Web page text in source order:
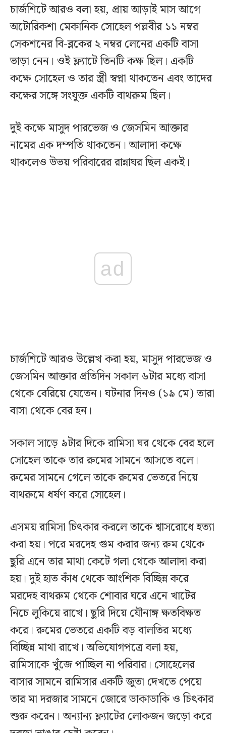
চার্জশিটে আরও বলা হয়, প্রায় আড়াই মাস আগে
অটোরিকশা মেকানিক সোহেল পল্লবীর ১১ নম্বর
সেকশনের বি-ব্লকের ২ নম্বর লেনের একটি বাসা
ভাড়া নেন। ওই ফ্ল্যাটে তিনটি কক্ষ ছিল। একটি
কক্ষে সোহেল ও তার স্ত্রী স্বপ্না থাকতেন এবং তাদের
কক্ষের সঙ্গে সংযুক্ত একটি বাথরুম ছিল।
দুই কক্ষে মাসুদ পারভেজ ও জেসমিন আক্তার
নামের এক দম্পতি থাকতেন। আলাদা কক্ষে
থাকলেও উভয় পরিবারের রান্নাঘর ছিল একই।
ad
চার্জশিটে আরও উল্লেখ করা হয়, মাসুদ পারভেজ ও
জেসমিন আক্তার প্রতিদিন সকাল ৬টার মধ্যে বাসা
থেকে বেরিয়ে যেতেন। ঘটনার দিনও (১৯ মে) তারা
বাসা থেকে বের হন।
সকাল সাড়ে ৯টার দিকে রামিসা ঘর থেকে বের হলে
সোহেল তাকে তার রুমের সামনে আসতে বলে।
রুমের সামনে গেলে তাকে রুমের ভেতরে নিয়ে
বাথরুমে ধর্ষণ করে সোহেল।
এসময় রামিসা চিৎকার করলে তাকে শ্বাসরোধে হত্যা
করা হয়। পরে মরদেহ গুম করার জন্য রুম থেকে
ছুরি এনে তার মাথা কেটে গলা থেকে আলাদা করা
হয়। দুই হাত কাঁধ থেকে আংশিক বিচ্ছিন্ন করে
মরদেহ বাথরুম থেকে শোবার ঘরে এনে খাটের
নিচে লুকিয়ে রাখে। ছুরি দিয়ে যৌনাঙ্গ ক্ষতবিক্ষত
করে। রুমের ভেতরে একটি বড় বালতির মধ্যে
বিচ্ছিন্ন মাথা রাখে। অভিযোগপত্রে বলা হয়,
রামিসাকে খুঁজে পাচ্ছিল না পরিবার। সোহেলের
বাসার সামনে রামিসার একটি জুতা দেখতে পেয়ে
তার মা দরজার সামনে জোরে ডাকাডাকি ও চিৎকার
শুরু করেন। অন্যান্য ফ্ল্যাটের লোকজন জড়ো করে